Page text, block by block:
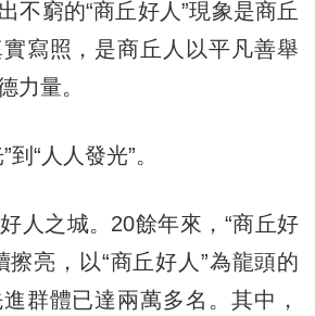
窮的“商丘好人”現象是商丘
寫照，是商丘人以平凡善舉
力量。
“人人發光”。
之城。20餘年來，“商丘好
擦亮，以“商丘好人”為龍頭的
群體已達兩萬多名。其中，